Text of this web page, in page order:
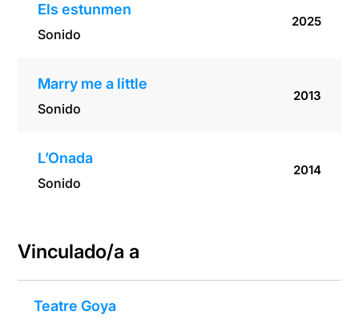
Els estunmen
Sonido
2025
Marry me a little
Sonido
2013
L’Onada
Sonido
2014
Vinculado/a a
Teatre Goya